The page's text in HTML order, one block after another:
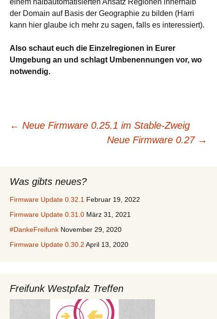
einem halbautomatisierten Ansatz Regionen innerhalb
der Domain auf Basis der Geographie zu bilden (Harri
kann hier glaube ich mehr zu sagen, falls es interessiert).
Also schaut euch die Einzelregionen in Eurer
Umgebung an und schlagt Umbenennungen vor, wo
notwendig.
Beitrags-
← Neue Firmware 0.25.1 im Stable-Zweig
Neue Firmware 0.27 →
Was gibts neues?
Firmware Update 0.32.1 Februar 19, 2022
Firmware Update 0.31.0 März 31, 2021
#DankeFreifunk November 29, 2020
Firmware Update 0.30.2 April 13, 2020
Freifunk Westpfalz Treffen